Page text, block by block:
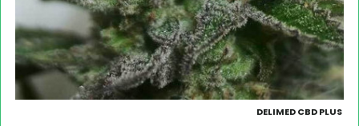
DELIMED CBD PLUS